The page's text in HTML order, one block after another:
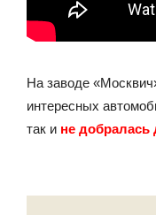
На заводе
интересных
так и не добралась